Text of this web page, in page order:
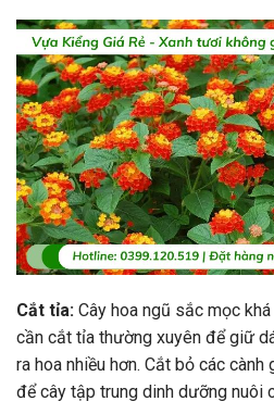
Cắt tỉa: Cây hoa ngũ sắc mọc
cần cắt tỉa thường xuyên để giữ
ra hoa nhiều hơn. Cắt bỏ các cành
để cây tập trung dinh dưỡng nuôi